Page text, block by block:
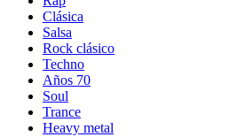
Clásica
Salsa
Rock clásico
Techno
Años 70
Soul
Trance
Heavy metal